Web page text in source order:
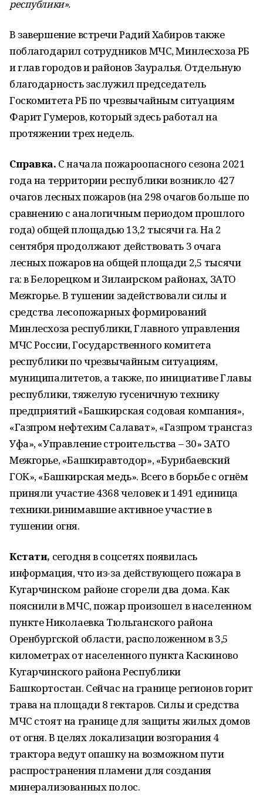
республики».
В завершение встречи Радий Хабиров также
поблагодарил сотрудников МЧС, Минлесхоза РБ
и глав городов и районов Зауралья. Отдельную
благодарность заслужил председатель
Госкомитета РБ по чрезвычайным ситуациям
Фарит Гумеров, который здесь работал на
протяжении трех недель.
Справка. С начала пожароопасного сезона 2021
года на территории республики возникло 427
очагов лесных пожаров (на 298 очагов больше по
сравнению с аналогичным периодом прошлого
года) общей площадью 13,2 тысячи га. На 2
сентября продолжают действовать 3 очага
лесных пожаров на общей площади 2,5 тысячи
га: в Белорецком и Зилаирском районах, ЗАТО
Межгорье. В тушении задействовали силы и
средства лесопожарных формирований
Минлесхоза республики, Главного управления
МЧС России, Государственного комитета
республики по чрезвычайным ситуациям,
муниципалитетов, а также, по инициативе Главы
республики, тяжелую гусеничную технику
предприятий «Башкирская содовая компания»,
«Газпром нефтехим Салават», «Газпром трансгаз
Уфа», «Управление строительства – 30» ЗАТО
Межгорье, «Башкиравтодор», «Бурибаевский
ГОК», «Башкирская медь». Всего в борьбе с огнём
приняли участие 4368 человек и 1491 единица
техники.ринимавшие активное участие в
тушении огня.
Кстати, сегодня в соцсетях появилась
информация, что из-за действующего пожара в
Кугарчинском районе сгорели два дома. Как
пояснили в МЧС, пожар произошел в населенном
пункте Николаевка Тюльганского района
Оренбургской области, расположенном в 3,5
километрах от населенного пункта Каскиново
Кугарчинского района Республики
Башкортостан. Сейчас на границе регионов горит
трава на площади 8 гектаров. Силы и средства
МЧС стоят на границе для защиты жилых домов
от огня. В целях локализации возгорания 4
трактора ведут опашку на возможном пути
распространения пламени для создания
минерализованных полос.